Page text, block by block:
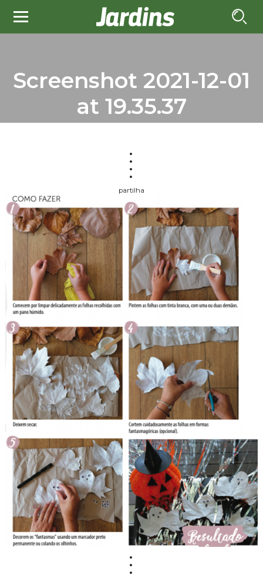
Screenshot 2021-12-01
at 19.35.37
partilha